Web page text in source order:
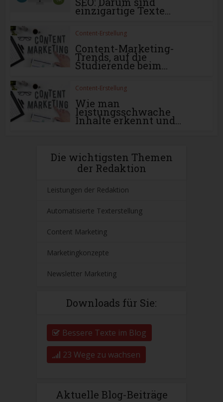
einzigartige Texte...
Content-Erstellung
Content-Marketing-
Trends, auf die
Studierende beim...
Content-Erstellung
Wie man
leistungsschwache
Inhalte erkennt und...
Die wichtigsten Themen
der Redaktion
Leistungen der Redaktion
Automatisierte Texterstellung
Content Marketing
Marketingkonzepte
Newsletter Marketing
Downloads für Sie:
Bessere Texte im Blog
23 Wege zu wachsen
Aktuelle Blog-Beiträge